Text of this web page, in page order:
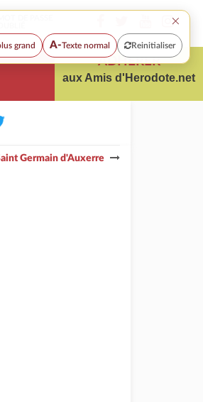
×
grand A-Texte normal Reinitialiser
ADHÉRER
aux Amis d'Herodote.net
Germain d'Auxerre